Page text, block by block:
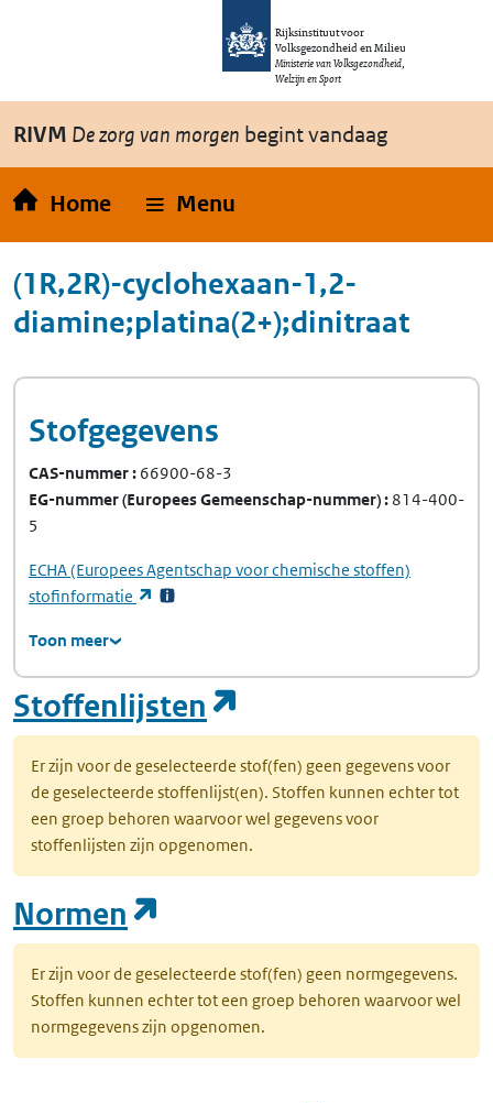
Overslaan en naar de inhoud gaan
Rijksinstituut voor
Volksgezondheid en Milieu
Ministerie van Volksgezondheid,
Welzijn en Sport
RIVM De zorg van morgen begint vandaag
Home Menu
(1R,2R)-cyclohexaan-1,2-
diamine;platina(2+);dinitraat
Stofgegevens
CAS-nummer 66900-68-3
EG-nummer(Europees Gemeenschap-nummer) 814-400-
5
ECHA(Europees Agentschap voor chemische stoffen)
stofinformatie
(opent in een nieuw tabblad)
Toon meer
Stoffenlijsten
Er zijn voor de geselecteerde stof(fen) geen gegevens voor
de geselecteerde stoffenlijst(en). Stoffen kunnen echter tot
een groep behoren waarvoor wel gegevens voor
stoffenlijsten zijn opgenomen.
Normen
Er zijn voor de geselecteerde stof(fen) geen normgegevens.
Stoffen kunnen echter tot een groep behoren waarvoor wel
normgegevens zijn opgenomen.